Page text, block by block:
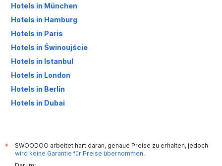
Hotels in München
Hotels in Hamburg
Hotels in Paris
Hotels in Świnoujście
Hotels in Istanbul
Hotels in London
Hotels in Berlin
Hotels in Dubai
*
SWOODOO arbeitet hart daran, genaue Preise zu erhalten, jedoch
wird keine Garantie für Preise übernommen.